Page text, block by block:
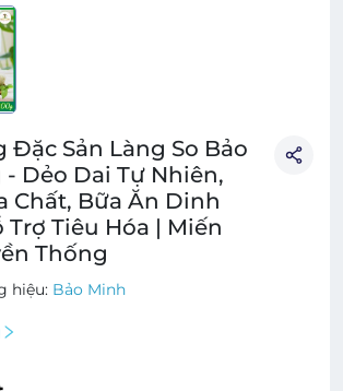
Đặc Sản Làng So Bảo
Dẻo Dai Tự Nhiên,
Chất, Bữa Ăn Dinh
Trợ Tiêu Hóa | Miến
Thống
hiệu: Bảo Minh